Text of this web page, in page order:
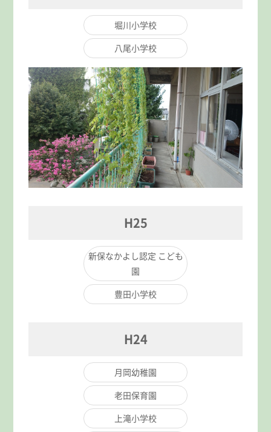
堀川小学校
八尾小学校
H25
新保なかよし認定 こども
園
豊田小学校
H24
月岡幼稚園
老田保育園
上滝小学校